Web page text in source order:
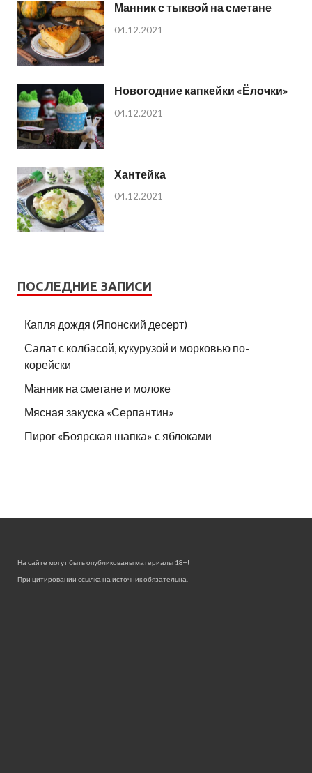
Манник с тыквой на сметане
04.12.2021
Новогодние капкейки «Ёлочки»
04.12.2021
Хантейка
04.12.2021
ПОСЛЕДНИЕ ЗАПИСИ
Капля дождя (Японский десерт)
Салат с колбасой, кукурузой и морковью по-
корейски
Манник на сметане и молоке
Мясная закуска «Серпантин»
Пирог «Боярская шапка» с яблоками
На сайте могут быть опубликованы материалы 18+!
При цитировании ссылка на источник обязательна.